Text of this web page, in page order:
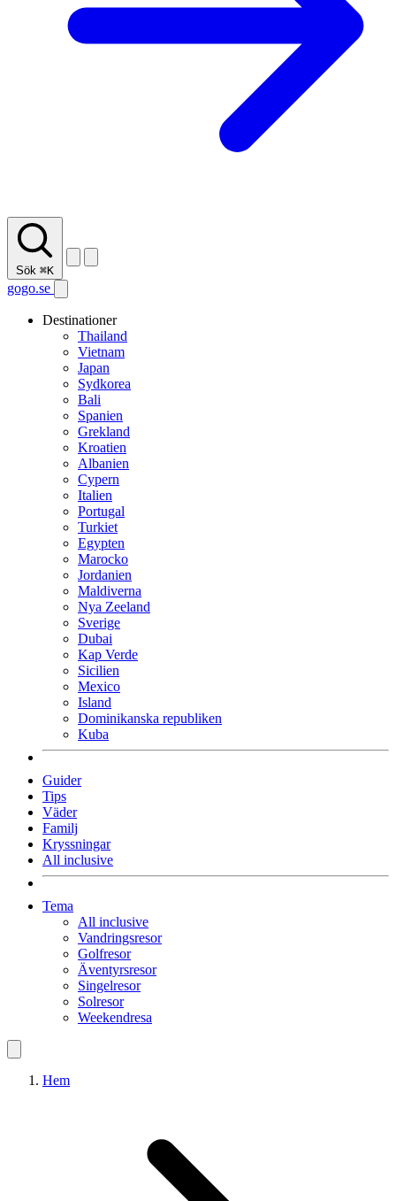
Sök ⌘K
gogo.se
Destinationer
Thailand
Vietnam
Japan
Sydkorea
Bali
Spanien
Grekland
Kroatien
Albanien
Cypern
Italien
Portugal
Turkiet
Egypten
Marocko
Jordanien
Maldiverna
Nya Zeeland
Sverige
Dubai
Kap Verde
Sicilien
Mexico
Island
Dominikanska republiken
Kuba
Guider
Tips
Väder
Familj
Kryssningar
All inclusive
Tema
All inclusive
Vandringsresor
Golfresor
Äventyrsresor
Singelresor
Solresor
Weekendresa
Hem